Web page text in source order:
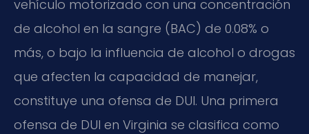
vehículo motorizado con una concentración
de alcohol en la sangre (BAC) de 0.08% o
más, o bajo la influencia de alcohol o drogas
que afecten la capacidad de manejar,
constituye una ofensa de DUI. Una primera
ofensa de DUI en Virginia se clasifica como